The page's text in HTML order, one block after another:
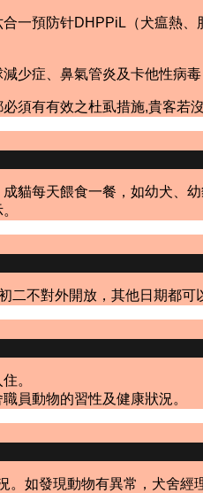
一預防针DHPPiL（犬瘟熱
少症、鼻氣管炎及卡他性病毒
須有有效之杜虱措施,貴客若
貓每天餵食一餐，如幼犬、
不對外開放，其他日期都可
。
員動物的習性及健康狀況。
如發現動物有異常，犬舍